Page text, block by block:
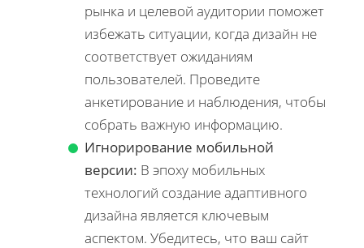
рынка и целевой аудитории поможет
избежать ситуации, когда дизайн не
соответствует ожиданиям
пользователей. Проведите
анкетирование и наблюдения, чтобы
собрать важную информацию.
Игнорирование мобильной
версии: В эпоху мобильных
технологий создание адаптивного
дизайна является ключевым
аспектом. Убедитесь, что ваш сайт